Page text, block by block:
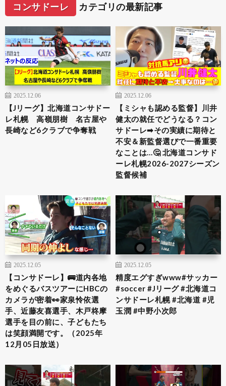
コンサドーレ カテゴリの最新記事
2025.12.06
【Jリーグ】北海道コンサドー
レ札幌 高嶺朋樹 名古屋や
長崎など6クラブで争奪戦
2025.12.06
【ミシャも認める監督】川井
健太の就任でどうなる？コン
サドーレ➡︎その実績に期待と
不安＆新監督選びで一番重要
なことは…🤔 北海道コンサド
ーレ札幌2026-2027シーズン
監督候補
2025.12.05
【コンサドーレ】🚌道内各地
をめぐるバスツアーにHBCの
カメラが密着👀家泉怜依選
手、近藤友喜選手、木戸柊摩
選手を目の前に、子どもたち
は笑顔満開です。（2025年
12月05日放送）
2025.12.05
精度エグすぎwww#サッカー
#soccer #Jリーグ #北海道コ
ンサドーレ札幌 #北海道 #児
玉潤 #中野小次郎